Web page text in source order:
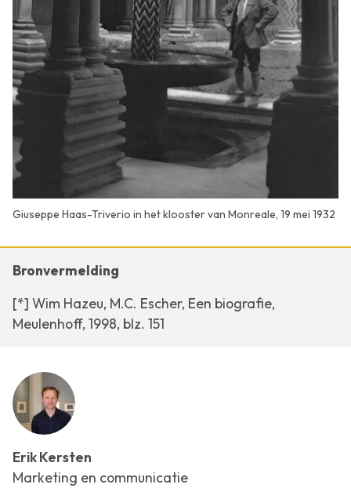
Giuseppe Haas-Triverio in het klooster van Monreale, 19 mei 1932
Bronvermelding
[*] Wim Hazeu, M.C. Escher, Een biografie,
Meulenhoff, 1998, blz. 151
Erik Kersten
Marketing en communicatie